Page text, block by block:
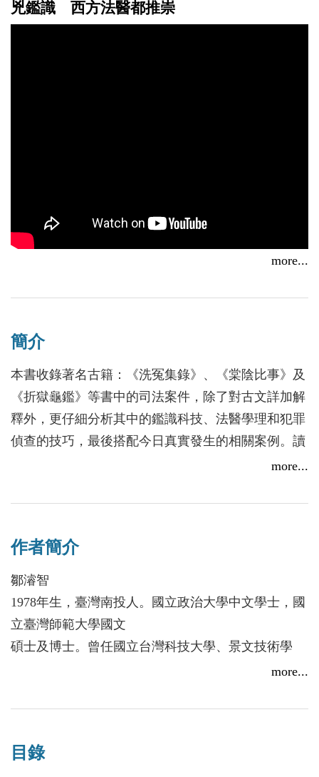
賀！秀威出版獲選106年「年度推薦改編劇本書遴選」活
動
2017/07/28
兇鑑識 西方法醫都推崇
more...
簡介
本書收錄著名古籍：《洗冤集錄》、《棠陰比事》及
《折獄龜鑑》等書中的司法案件，除了對古文詳加解
釋外，更仔細分析其中的鑑識科技、法醫學理和犯罪
偵查的技巧，最後搭配今日真實發生的相關案例。讀
之將能身歷其境，讓你輕輕鬆鬆穿越古、今犯罪現
解，再搭配法醫學內容解說與現今相關案例，讓原本
對現代人艱澀難懂的古文以及複雜的法醫學原理，經
過鄒教授與曾教授生花妙筆，讓讀者可以一窺老祖宗
留給我們智慧的全貌。－－中央警察大學鑑識系 陳
用佛
本書收集宋朝至清朝的二十種類型的法醫文獻，讀完
開眼界呢？作者將古代案件加以註釋，並附有白話譯
more...
作者簡介
鄒濬智
1978年生，臺灣南投人。國立政治大學中文學士，國
立臺灣師範大學國文
碩士及博士。曾任國立台灣科技大學、景文技術學
院、元培科技大學及耕莘專校專、兼任教師，現為中
字學、民間信仰及國學之跨領域應用研究。著（含合
十餘篇。
more...
目錄